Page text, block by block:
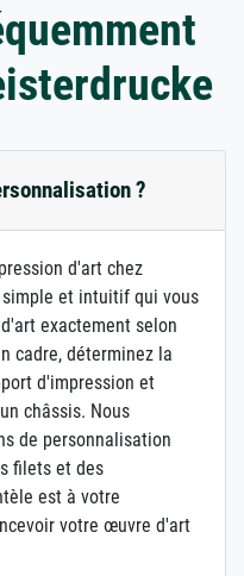
?
d'art chez
et intuitif qui vous
exactement selon
cadre, déterminez la
d'impression et
châssis. Nous
de personnalisation
filets et des
est à votre
votre œuvre d'art